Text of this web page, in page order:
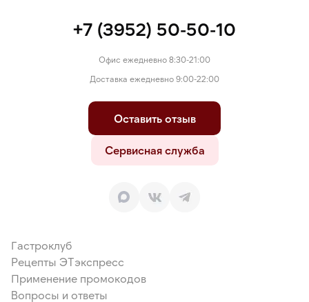
+7 (3952) 50-50-10
Офис ежедневно 8:30-21:00
Доставка ежедневно 9:00-22:00
Оставить отзыв
Сервисная служба
Гастроклуб
Рецепты ЭТэкспресс
Применение промокодов
Вопросы и ответы